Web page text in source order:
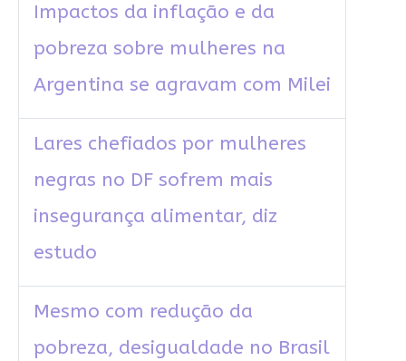
Impactos da inflação e da
pobreza sobre mulheres na
Argentina se agravam com Milei
Lares chefiados por mulheres
negras no DF sofrem mais
insegurança alimentar, diz
estudo
Mesmo com redução da
pobreza, desigualdade no Brasil